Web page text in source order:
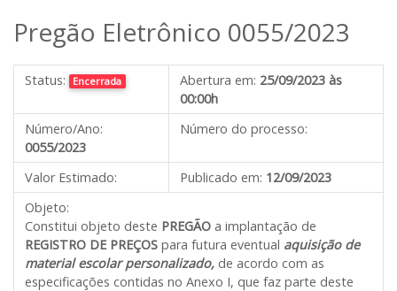
Pregão Eletrônico 0055/2023
Status: Encerrada Abertura em: 25/09/2023 às
00:00h
Número/Ano:
0055/2023
Número do processo:
Valor Estimado: Publicado em: 12/09/2023
Objeto:
Constitui objeto deste PREGÃO a implantação de
REGISTRO DE PREÇOS para futura eventual aquisição de
material escolar personalizado, de acordo com as
especificações contidas no Anexo I, que faz parte deste